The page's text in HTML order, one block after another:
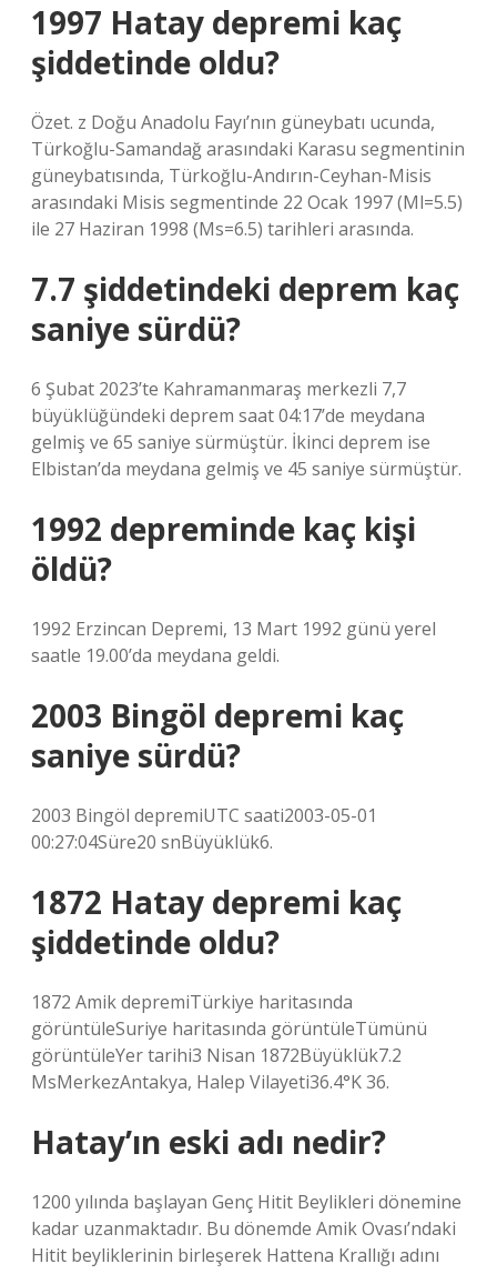
1997 Hatay depremi kaç
şiddetinde oldu?
Özet. z Doğu Anadolu Fayı’nın güneybatı ucunda,
Türkoğlu-Samandağ arasındaki Karasu segmentinin
güneybatısında, Türkoğlu-Andırın-Ceyhan-Misis
arasındaki Misis segmentinde 22 Ocak 1997 (Ml=5.5)
ile 27 Haziran 1998 (Ms=6.5) tarihleri ​​arasında.
7.7 şiddetindeki deprem kaç
saniye sürdü?
6 Şubat 2023’te Kahramanmaraş merkezli 7,7
büyüklüğündeki deprem saat 04:17’de meydana
gelmiş ve 65 saniye sürmüştür. İkinci deprem ise
Elbistan’da meydana gelmiş ve 45 saniye sürmüştür.
1992 depreminde kaç kişi
öldü?
1992 Erzincan Depremi, 13 Mart 1992 günü yerel
saatle 19.00’da meydana geldi.
2003 Bingöl depremi kaç
saniye sürdü?
2003 Bingöl depremiUTC saati2003-05-01
00:27:04Süre20 snBüyüklük6.
1872 Hatay depremi kaç
şiddetinde oldu?
1872 Amik depremiTürkiye haritasında
görüntüleSuriye haritasında görüntüleTümünü
görüntüleYer tarihi3 Nisan 1872Büyüklük7.2
MsMerkezAntakya, Halep Vilayeti36.4°K 36.
Hatay’ın eski adı nedir?
1200 yılında başlayan Genç Hitit Beylikleri dönemine
kadar uzanmaktadır. Bu dönemde Amik Ovası’ndaki
Hitit beyliklerinin birleşerek Hattena Krallığı adını